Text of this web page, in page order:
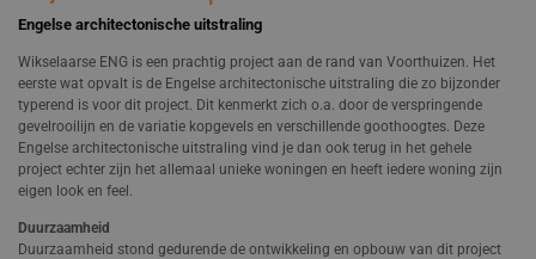
Engelse architectonische uitstraling
Wikselaarse ENG is een prachtig project aan de rand van Voorthuizen. Het
eerste wat opvalt is de Engelse architectonische uitstraling die zo bijzonder
typerend is voor dit project. Dit kenmerkt zich o.a. door de verspringende
gevelrooilijn en de variatie kopgevels en verschillende goothoogtes. Deze
Engelse architectonische uitstraling vind je dan ook terug in het gehele
project echter zijn het allemaal unieke woningen en heeft iedere woning zijn
eigen look en feel.
Duurzaamheid
Duurzaamheid stond gedurende de ontwikkeling en opbouw van dit project